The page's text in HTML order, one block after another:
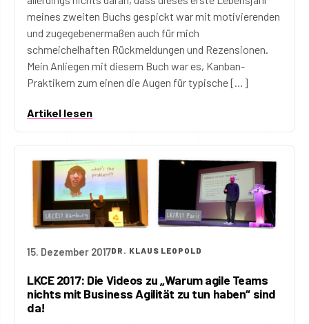
meines zweiten Buchs gespickt war mit motivierenden
und zugegebenermaßen auch für mich
schmeichelhaften Rückmeldungen und Rezensionen.
Mein Anliegen mit diesem Buch war es, Kanban-
Praktikern zum einen die Augen für typische […]
Artikel lesen
15. Dezember 2017DR. KLAUS LEOPOLD
LKCE 2017: Die Videos zu „Warum agile Teams
nichts mit Business Agilität zu tun haben“ sind
da!